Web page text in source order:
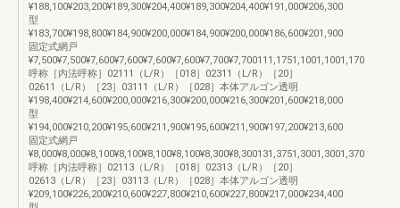
¥188,100¥203,200¥189,300¥204,400¥189,300¥204,400¥191,000¥206,300
型
¥183,700¥198,800¥184,900¥200,000¥184,900¥200,000¥186,600¥201,900
固定式網戸
¥7,500¥7,500¥7,600¥7,600¥7,600¥7,600¥7,700¥7,700111,1751,1001,1001,170
呼称［内法呼称］02111（L/R）［018］02311（L/R）［20］
02611（L/R）［23］03111（L/R）［028］本体アルゴン透明
¥198,400¥214,600¥200,000¥216,300¥200,000¥216,300¥201,600¥218,000
型
¥194,000¥210,200¥195,600¥211,900¥195,600¥211,900¥197,200¥213,600
固定式網戸
¥8,000¥8,000¥8,100¥8,100¥8,100¥8,100¥8,300¥8,300131,3751,3001,3001,370
呼称［内法呼称］02113（L/R）［018］02313（L/R）［20］
02613（L/R）［23］03113（L/R）［028］本体アルゴン透明
¥209,100¥226,200¥210,600¥227,800¥210,600¥227,800¥217,000¥234,400